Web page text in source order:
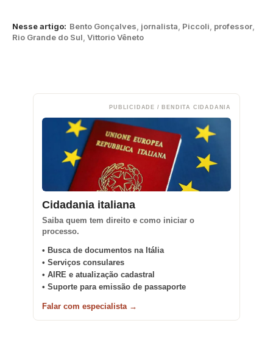
Nesse artigo: Bento Gonçalves jornalista Piccoli professor
Rio Grande do Sul Vittorio Vêneto
PUBLICIDADE / BENDITA CIDADANIA
Cidadania italiana
Saiba quem tem direito e como iniciar o
processo.
• Busca de documentos na Itália
• Serviços consulares
• AIRE e atualização cadastral
• Suporte para emissão de passaporte
Falar com especialista →